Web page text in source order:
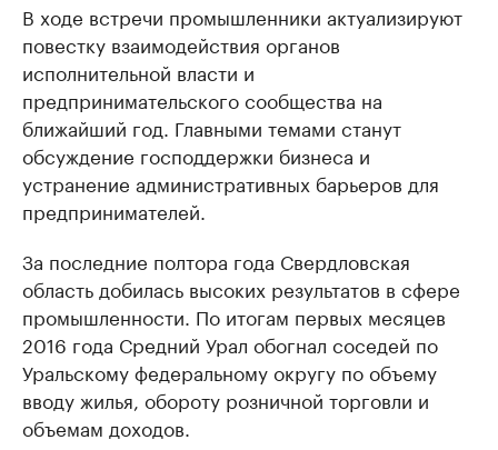
В ходе встречи промышленники актуализируют
повестку взаимодействия органов
исполнительной власти и
предпринимательского сообщества на
ближайший год. Главными темами станут
обсуждение господдержки бизнеса и
устранение административных барьеров для
предпринимателей.
За последние полтора года Свердловская
область добилась высоких результатов в сфере
промышленности. По итогам первых месяцев
2016 года Средний Урал обогнал соседей по
Уральскому федеральному округу по объему
вводу жилья, обороту розничной торговли и
объемам доходов.